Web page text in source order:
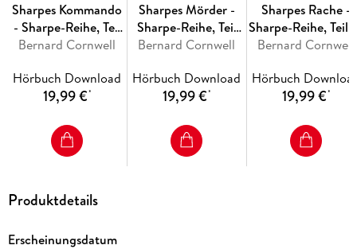
Sharpes Kommando
- Sharpe-Reihe, Teil
23
Bernard Cornwell
Hörbuch Download
19,99 €*
Sharpes Mörder -
Sharpe-Reihe, Teil
22
Bernard Cornwell
Hörbuch Download
19,99 €*
Sharpes Rache -
Sharpe-Reihe, Teil
Bernard Cornwell
Hörbuch
19,99 €*
Produktdetails
Erscheinungsdatum